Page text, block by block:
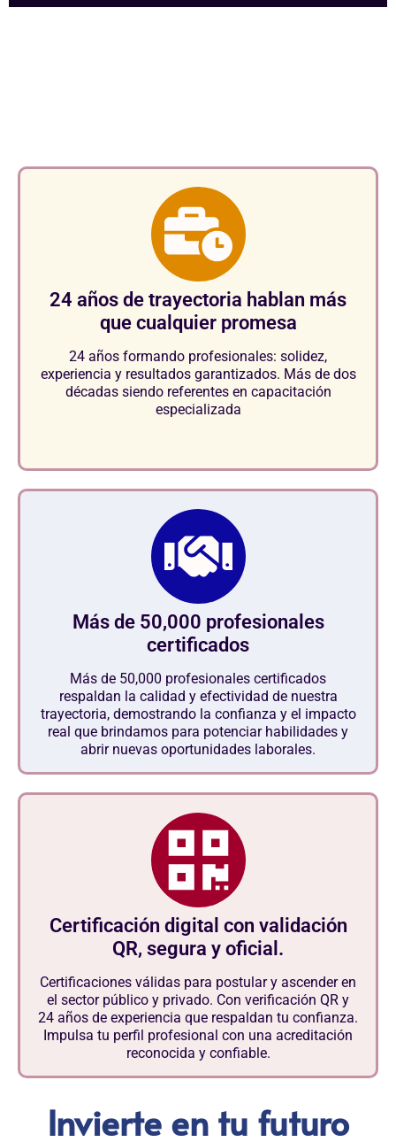
24 años de trayectoria hablan más
que cualquier promesa
24 años formando profesionales: solidez,
experiencia y resultados garantizados. Más de dos
décadas siendo referentes en capacitación
especializada
Más de 50,000 profesionales
certificados
Más de 50,000 profesionales certificados
respaldan la calidad y efectividad de nuestra
trayectoria, demostrando la confianza y el impacto
real que brindamos para potenciar habilidades y
abrir nuevas oportunidades laborales.
Certificación digital con validación
QR, segura y oficial.
Certificaciones válidas para postular y ascender en
el sector público y privado. Con verificación QR y
24 años de experiencia que respaldan tu confianza.
Impulsa tu perfil profesional con una acreditación
reconocida y confiable.
Invierte en tu futuro